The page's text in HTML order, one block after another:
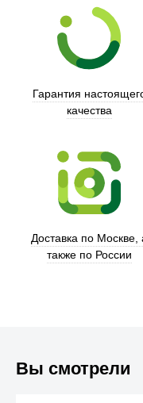
Гарантия
качества
Доставка по Москве,
также по России
Вы смотрели